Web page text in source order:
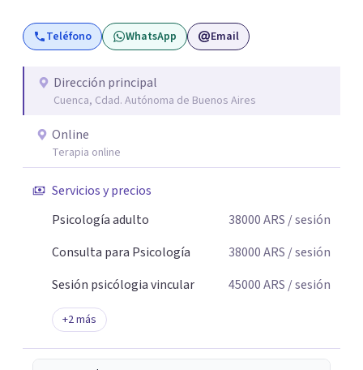
Teléfono WhatsApp Email
Dirección principal
Cuenca, Cdad. Autónoma de Buenos Aires
Online
Terapia online
Servicios y precios
Psicología adulto
38000ARS / sesión
Consulta para Psicología
38000ARS / sesión
Sesión psicólogia vincular
45000ARS / sesión
+2más